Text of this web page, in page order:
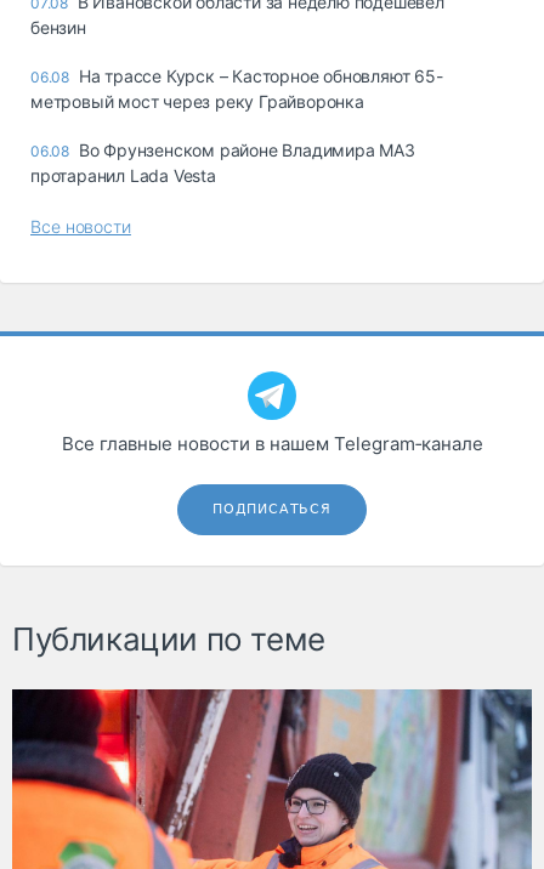
бензин
06.08 На трассе Курск – Касторное обновляют 65-
метровый мост через реку Грайворонка
06.08 Во Фрунзенском районе Владимира МАЗ
протаранил Lada Vesta
Все новости
Все главные новости в нашем Telegram‑канале
ПОДПИСАТЬСЯ
Публикации по теме